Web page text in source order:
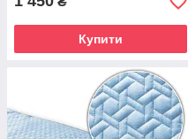
Купити